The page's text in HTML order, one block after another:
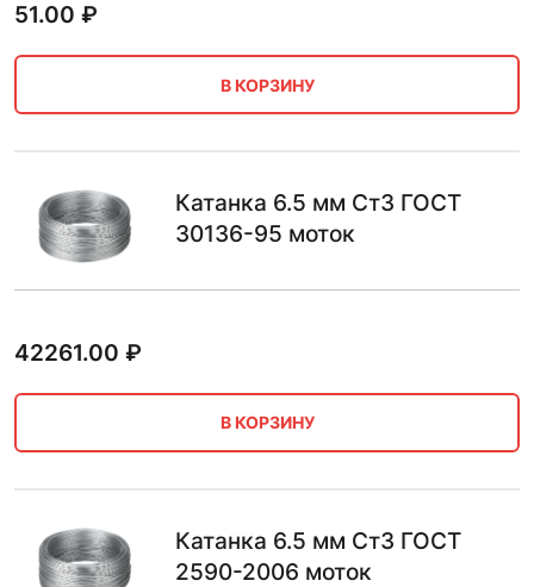
51.00 ₽
В КОРЗИНУ
Катанка 6.5 мм Ст3 ГОСТ
30136-95 моток
42261.00 ₽
В КОРЗИНУ
Катанка 6.5 мм Ст3 ГОСТ
2590-2006 моток